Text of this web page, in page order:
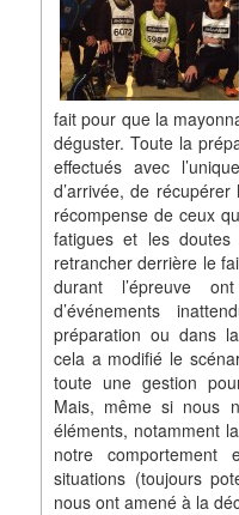
fait pour que la
déguster. Toute la
effectués avec
d’arrivée, de
récompense de ceux
fatigues et les
retrancher derrière le
durant l’épreuve
d’événements
préparation ou dans
cela a modifié le
toute une gestion
Mais, même si nous
éléments, notamment
notre
situations (toujours
nous ont amené à la